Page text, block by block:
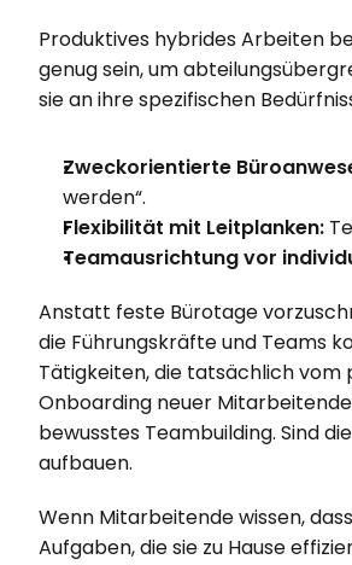
Produktives hybrides Arbeiten
genug sein, um
sie an ihre spezifischen
Zweckorientierte
werden“.
Flexibilität mit Leitplanken:
Teamausrichtung vor
Anstatt feste Bürotage
die Führungskräfte und Teams
Tätigkeiten, die tatsächlich vom
Onboarding neuer
bewusstes Teambuilding. Sind
aufbauen.
Wenn Mitarbeitende wissen,
Aufgaben, die sie zu Hause